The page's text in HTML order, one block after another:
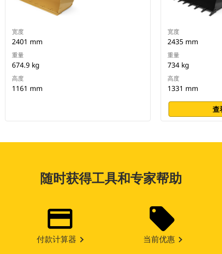
宽度
2401 mm
重量
674.9 kg
高度
1161 mm
宽度
2435 mm
重量
734 kg
高度
1331 mm
查
随时获得工具和专家帮助
付款计算器 当前优惠